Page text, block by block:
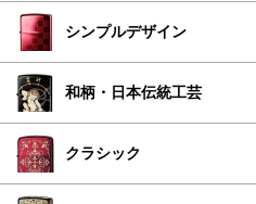
シンプルデザイン
和柄・日本伝統工芸
クラシック